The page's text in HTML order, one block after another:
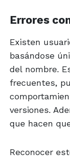
Errores
Existen
basándose
del nombre.
frecuentes,
versiones.
que hacen
Reconocer